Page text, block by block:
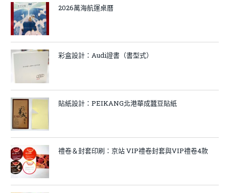
2026萬海航運桌曆
彩盒設計：Audi證書（書型式）
貼紙設計：PEIKANG北港華成蠶豆貼紙
禮卷＆封套印刷：京站 VIP禮卷封套與VIP禮卷4款